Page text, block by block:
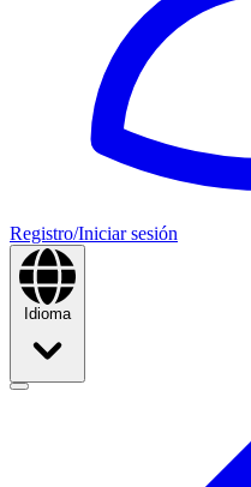
Registro/Iniciar sesión
Idioma